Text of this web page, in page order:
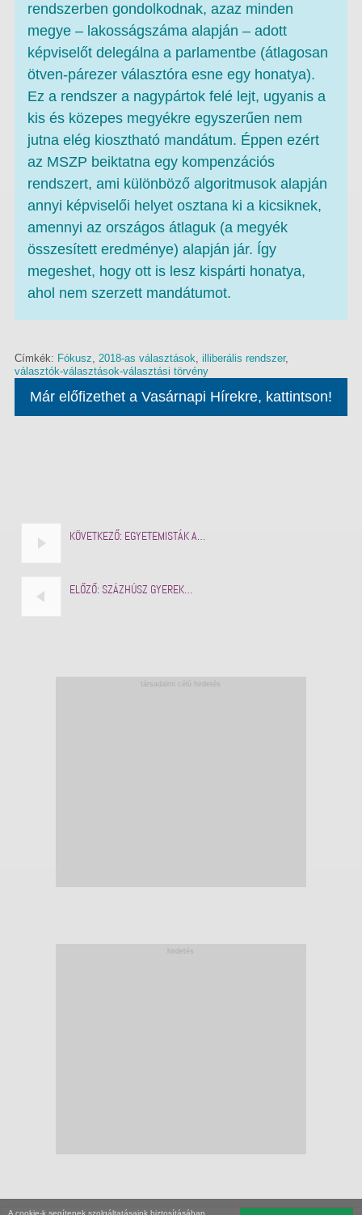
A cookie-k segítenek szolgáltatásaink biztosításában.
rendszerben gondolkodnak, azaz minden
megye – lakosságszáma alapján – adott
képviselőt delegálna a parlamentbe (átlagosan
ötven-párezer választóra esne egy honatya).
Ez a rendszer a nagypártok felé lejt, ugyanis a
kis és közepes megyékre egyszerűen nem
jutna elég kiosztható mandátum. Éppen ezért
az MSZP beiktatna egy kompenzációs
rendszert, ami különböző algoritmusok alapján
annyi képviselői helyet osztana ki a kicsiknek,
amennyi az országos átlaguk (a megyék
összesített eredménye) alapján jár. Így
megeshet, hogy ott is lesz kispárti honatya,
ahol nem szerzett mandátumot.
Címkék: Fókusz 2018-as választások illiberális rendszer,
választók-választások-választási törvény
Már előfizethet a Vasárnapi Hírekre, kattintson!
KÖVETKEZŐ: EGYETEMISTÁK A…
ELŐZŐ: SZÁZHÚSZ GYEREK…
társadalmi célú hirdetés
hirdetés